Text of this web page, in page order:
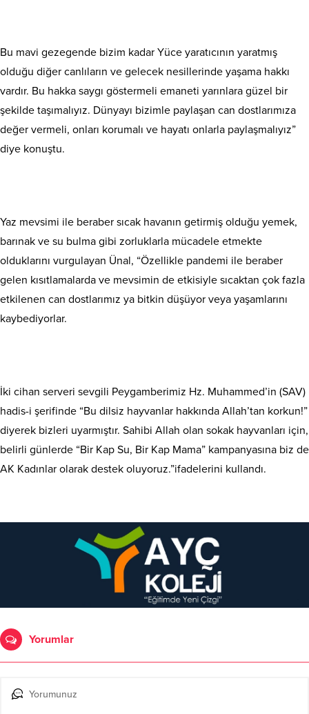
Bu mavi gezegende bizim kadar Yüce yaratıcının yaratmış
olduğu diğer canlıların ve gelecek nesillerinde yaşama hakkı
vardır. Bu hakka saygı göstermeli emaneti yarınlara güzel bir
şekilde taşımalıyız. Dünyayı bizimle paylaşan can dostlarımıza
değer vermeli, onları korumalı ve hayatı onlarla paylaşmalıyız”
diye konuştu.
Yaz mevsimi ile beraber sıcak havanın getirmiş olduğu yemek,
barınak ve su bulma gibi zorluklarla mücadele etmekte
olduklarını vurgulayan Ünal, “Özellikle pandemi ile beraber
gelen kısıtlamalarda ve mevsimin de etkisiyle sıcaktan çok fazla
etkilenen can dostlarımız ya bitkin düşüyor veya yaşamlarını
kaybediyorlar.
İki cihan serveri sevgili Peygamberimiz Hz. Muhammed’in (SAV)
hadis-i şerifinde “Bu dilsiz hayvanlar hakkında Allah’tan korkun!”
diyerek bizleri uyarmıştır. Sahibi Allah olan sokak hayvanları için,
belirli günlerde “Bir Kap Su, Bir Kap Mama” kampanyasına biz de
AK Kadınlar olarak destek oluyoruz.”ifadelerini kullandı.
Yorumlar